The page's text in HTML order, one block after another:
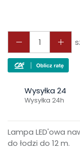
Wysyłka 24
Wysyłka 24h
Lampa LED'owa
do łodzi do 12 m.